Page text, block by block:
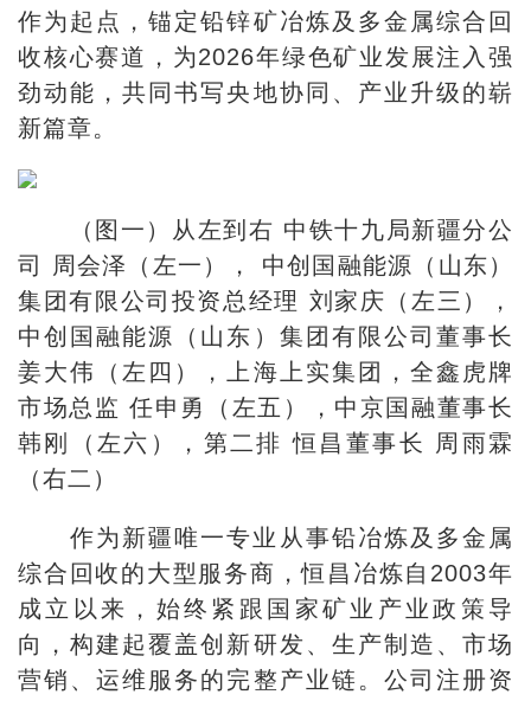
作为起点，锚定铅锌矿冶炼及多金属综合回
收核心赛道，为2026年绿色矿业发展注入强
劲动能，共同书写央地协同、产业升级的崭
新篇章。
（图一）从左到右 中铁十九局新疆分公
司 周会泽（左一）， 中创国融能源（山东）
集团有限公司投资总经理 刘家庆（左三），
中创国融能源（山东）集团有限公司董事长
姜大伟（左四），上海上实集团，全鑫虎牌
市场总监 任申勇（左五），中京国融董事长
韩刚（左六），第二排 恒昌董事长 周雨霖
（右二）
作为新疆唯一专业从事铅冶炼及多金属
综合回收的大型服务商，恒昌冶炼自2003年
成立以来，始终紧跟国家矿业产业政策导
向，构建起覆盖创新研发、生产制造、市场
营销、运维服务的完整产业链。公司注册资